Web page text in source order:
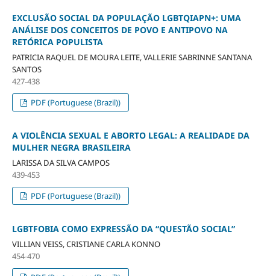
EXCLUSÃO SOCIAL DA POPULAÇÃO LGBTQIAPN+: UMA
ANÁLISE DOS CONCEITOS DE POVO E ANTIPOVO NA
RETÓRICA POPULISTA
PATRICIA RAQUEL DE MOURA LEITE, VALLERIE SABRINNE SANTANA
SANTOS
427-438
PDF (Portuguese (Brazil))
A VIOLÊNCIA SEXUAL E ABORTO LEGAL: A REALIDADE DA
MULHER NEGRA BRASILEIRA
LARISSA DA SILVA CAMPOS
439-453
PDF (Portuguese (Brazil))
LGBTFOBIA COMO EXPRESSÃO DA “QUESTÃO SOCIAL”
VILLIAN VEISS, CRISTIANE CARLA KONNO
454-470